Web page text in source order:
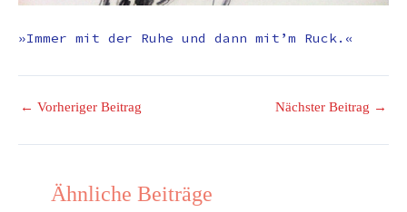
»Immer mit der Ruhe und dann mit’m Ruck.«
← Vorheriger Beitrag Nächster Beitrag →
Ähnliche Beiträge